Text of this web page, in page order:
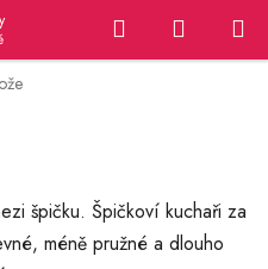
Hledat
KOŠÍK
špičku. Špičkoví kuchaři za
méně pružné a dlouho